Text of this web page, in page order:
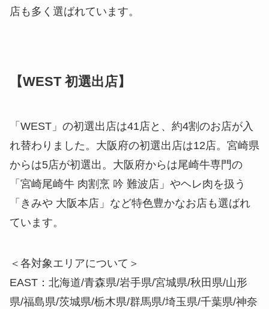
店も多く選ばれています。
【WEST 初選出店】
「WEST」の初選出店は41店と、約4割のお店が入
れ替わりました。大阪府の初選出店は12店。宮崎県
からは5店が初選出。大阪府からは尾崎牛専門の
「宮崎尾崎牛 肉割烹 吟 難波店」やヘレ肉を扱う
「きみや 大阪本店」など特色豊かなお店も選ばれ
ています。
＜各対象エリアについて＞
EAST：北海道/青森県/岩手県/宮城県/秋田県/山形
県/福島県/茨城県/栃木県/群馬県/埼玉県/千葉県/神奈